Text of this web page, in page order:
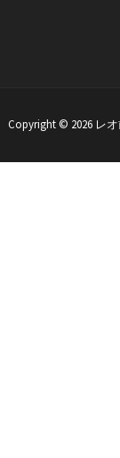
Copyright © 2026 レ